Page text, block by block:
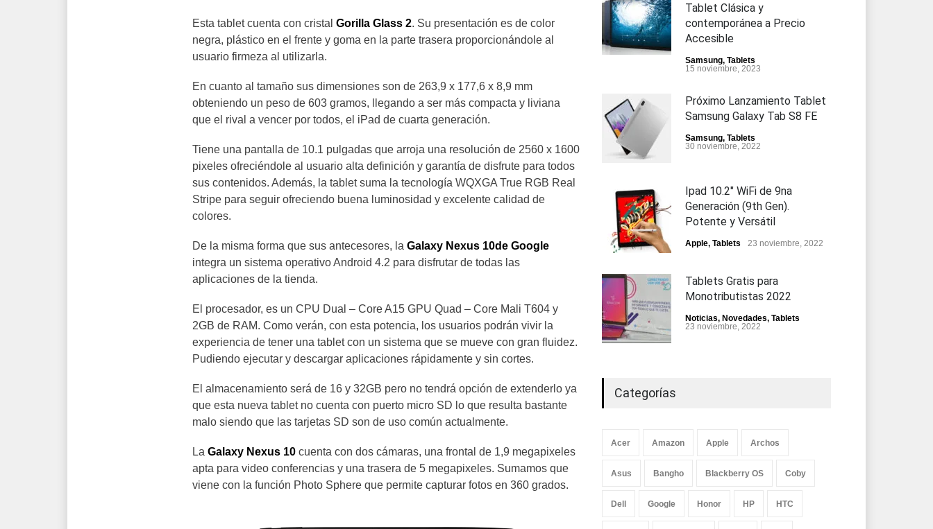
Esta tablet cuenta con cristal Gorilla Glass 2. Su presentación es de color
negra, plástico en el frente y goma en la parte trasera proporcionándole al
usuario firmeza al utilizarla.
En cuanto al tamaño sus dimensiones son de 263,9 x 177,6 x 8,9 mm
obteniendo un peso de 603 gramos, llegando a ser más compacta y liviana
que el rival a vencer por todos, el iPad de cuarta generación.
Tiene una pantalla de 10.1 pulgadas que arroja una resolución de 2560 x 1600
pixeles ofreciéndole al usuario alta definición y garantía de disfrute para todos
sus contenidos. Además, la tablet suma la tecnología WQXGA True RGB Real
Stripe para seguir ofreciendo buena luminosidad y excelente calidad de
colores.
De la misma forma que sus antecesores, la Galaxy Nexus 10de Google
integra un sistema operativo Android 4.2 para disfrutar de todas las
aplicaciones de la tienda.
El procesador, es un CPU Dual – Core A15 GPU Quad – Core Mali T604 y
2GB de RAM. Como verán, con esta potencia, los usuarios podrán vivir la
experiencia de tener una tablet con un sistema que se mueve con gran fluidez.
Pudiendo ejecutar y descargar aplicaciones rápidamente y sin cortes.
El almacenamiento será de 16 y 32GB pero no tendrá opción de extenderlo ya
que esta nueva tablet no cuenta con puerto micro SD lo que resulta bastante
malo siendo que las tarjetas SD son de uso común actualmente.
La Galaxy Nexus 10 cuenta con dos cámaras, una frontal de 1,9 megapixeles
apta para video conferencias y una trasera de 5 megapixeles. Sumamos que
viene con la función Photo Sphere que permite capturar fotos en 360 grados.
Tablet Clásica y
contemporánea a Precio
Accesible
Samsung, Tablets
15 noviembre, 2023
Próximo Lanzamiento Tablet
Samsung Galaxy Tab S8 FE
Samsung, Tablets
30 noviembre, 2022
Ipad 10.2" WiFi de 9na
Generación (9th Gen).
Potente y Versátil
Apple, Tablets 23 noviembre, 2022
Tablets Gratis para
Monotributistas 2022
Noticias, Novedades, Tablets
23 noviembre, 2022
Categorías
Acer Amazon Apple Archos
Asus Bangho Blackberry OS Coby
Dell Google Honor HP HTC